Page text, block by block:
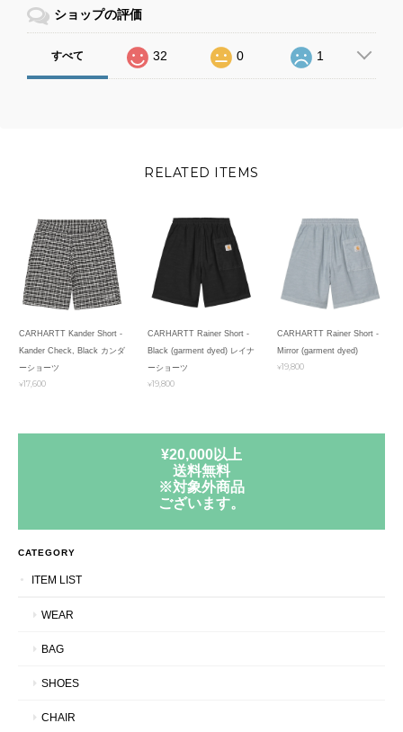
ショップの評価
すべて 32 0 1
RELATED ITEMS
CARHARTT Kander Short -
Kander Check, Black カンダ
ーショーツ
¥17,600
CARHARTT Rainer Short -
Black (garment dyed) レイナ
ーショーツ
¥19,800
CARHARTT Rainer Short -
Mirror (garment dyed)
¥19,800
¥20,000以上
送料無料
※対象外商品
ございます。
CATEGORY
ITEM LIST
WEAR
BAG
SHOES
CHAIR